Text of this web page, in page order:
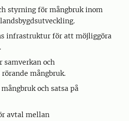
styrning för mångbruk inom
infrastruktur för att möjliggöra
samverkan och
mångbruk.
och satsa på
avtal mellan